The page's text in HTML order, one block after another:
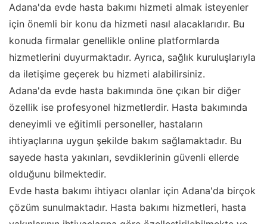
Adana'da evde hasta bakımı hizmeti almak isteyenler
için önemli bir konu da hizmeti nasıl alacaklarıdır. Bu
konuda firmalar genellikle online platformlarda
hizmetlerini duyurmaktadır. Ayrıca, sağlık kuruluşlarıyla
da iletişime geçerek bu hizmeti alabilirsiniz.
Adana'da evde hasta bakımında öne çıkan bir diğer
özellik ise profesyonel hizmetlerdir. Hasta bakımında
deneyimli ve eğitimli personeller, hastaların
ihtiyaçlarına uygun şekilde bakım sağlamaktadır. Bu
sayede hasta yakınları, sevdiklerinin güvenli ellerde
olduğunu bilmektedir.
Evde hasta bakımı ihtiyacı olanlar için Adana'da birçok
çözüm sunulmaktadır. Hasta bakımı hizmetleri, hasta